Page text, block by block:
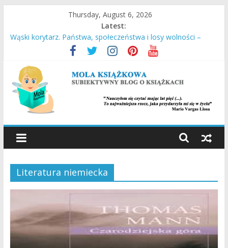
content
Thursday, August 6, 2026
Latest:
Wąski korytarz. Państwa, społeczeństwa i losy wolności –
Daron Acemoglu, James A. Robinson
Stara Słaboniowa i spiekładuchy – Joanna Łańcucka
Ucieczka z Sobiboru – Thomas Toivi Blatt
Empuzjon – Olga Tokarczuk
Miasto w chmurach – Antony Doerr
MOLA
KSIĄŻKOWA
SUBIEKTYWNY
BLOG
KSIĄŻKACH
Literatura niemiecka